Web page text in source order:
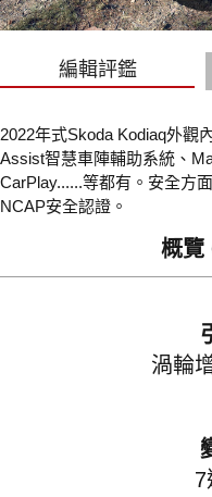
編輯評鑑
2022年式Skoda Kodiaq外觀
Assist智慧車陣輔助系統、
CarPlay......等都有。安全方
NCAP安全認證。
概覽
渦輪
7